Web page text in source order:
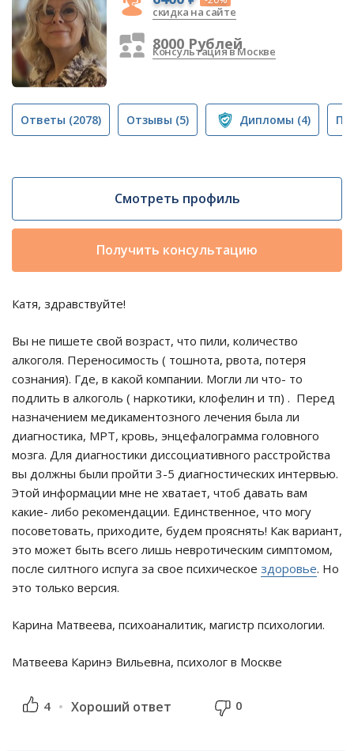
скидка на сайте
8000 Рублей
Консультация в Москве
Ответы (2078) Отзывы (5) Дипломы (4)
Смотреть профиль
Получить консультацию
Катя, здравствуйте!
Вы не пишете свой возраст, что пили, количество
алкоголя. Переносимость ( тошнота, рвота, потеря
сознания). Где, в какой компании. Могли ли что- то
подлить в алкоголь ( наркотики, клофелин и тп) . Перед
назначением медикаментозного лечения была ли
диагностика, МРТ, кровь, энцефалограмма головного
мозга. Для диагностики диссоциативного расстройства
вы должны были пройти 3-5 диагностических интервью.
Этой информации мне не хватает, чтоб давать вам
какие- либо рекомендации. Единственное, что могу
посоветовать, приходите, будем прояснять! Как вариант,
это может быть всего лишь невротическим симптомом,
после силтного испуга за свое психическое здоровье. Но
это только версия.
Карина Матвеева, психоаналитик, магистр психологии.
Матвеева Каринэ Вильевна, психолог в Москве
4 Хороший ответ 0